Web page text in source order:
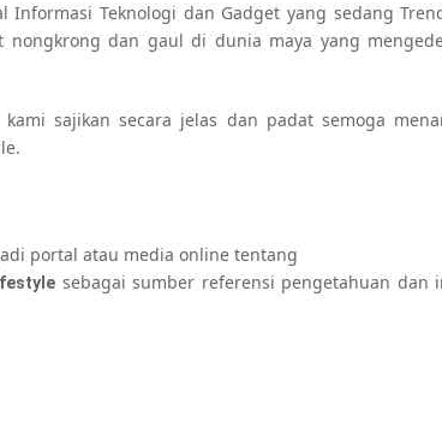
Informasi Teknologi dan Gadget yang sedang
nongkrong dan gaul di dunia maya yang
sajikan secara jelas dan padat semoga
portal atau media online tentang
sebagai sumber referensi pengetahuan dan